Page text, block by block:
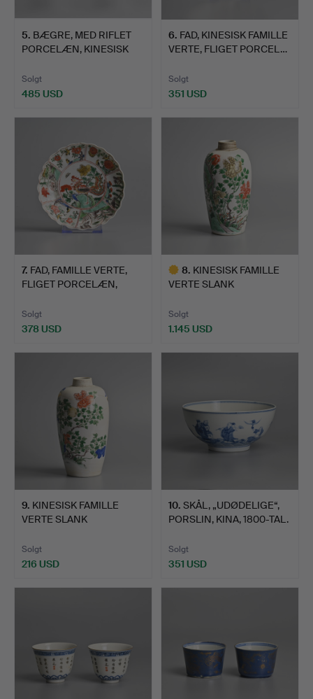
5. BÆGRE, MED RIFLET
PORCELÆN, KINESISK
Solgt
485 USD
6. FAD, KINESISK FAMILLE
VERTE, FLIGET PORCEL…
Solgt
351 USD
7. FAD, FAMILLE VERTE,
FLIGET PORCELÆN,
Solgt
378 USD
8. KINESISK FAMILLE
VERTE SLANK
Solgt
1.145 USD
9. KINESISK FAMILLE
VERTE SLANK
Solgt
216 USD
10. SKÅL, „UDØDELIGE“,
PORSLIN, KINA, 1800-TAL.
Solgt
351 USD